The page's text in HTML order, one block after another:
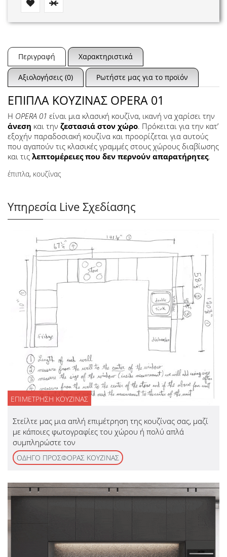
Περιγραφή Χαρακτηριστικά
Αξιολογήσεις (0) Ρωτήστε μας για το προϊόν
ΕΠΙΠΛΑ ΚΟΥΖΙΝΑΣ OPERA 01
Η OPERA 01 είναι μια κλασική κουζίνα, ικανή να χαρίσει την
άνεση και την ζεστασιά στον χώρο. Πρόκειται για την κατ’
εξοχήν παραδοσιακή κουζίνα και προορίζεται για αυτούς
που αγαπούν τις κλασικές γραμμές στους χώρους διαβίωσης
και τις λεπτομέρειες που δεν περνούν απαρατήρητες.
έπιπλα, κουζίνας
Υπηρεσία Live Σχεδίασης
ΕΠΙΜΕΤΡΗΣΗ ΚΟΥΖΙΝΑΣ
Στείλτε μας μια απλή επιμέτρηση της κουζίνας σας, μαζί
με κάποιες φωτογραφίες του χώρου ή πολύ απλά
συμπληρώστε τον
ΟΔΗΓΟ ΠΡΟΣΦΟΡΑΣ ΚΟΥΖΙΝΑΣ